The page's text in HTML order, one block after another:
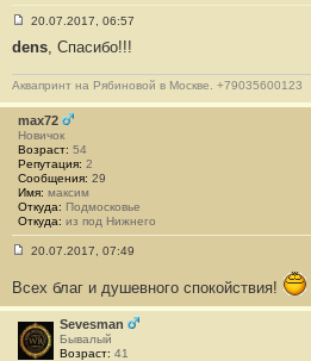
о
б
щ
е
н
и
е
#
8
6
2
20.07.2017, 06:57
dens, Спасибо!!!
Аквапринт на Рябиновой в Москве. +79035600123
max72
Новичок
Возраст: 54
Репутация: 2
Сообщения: 29
Имя: максим
Откуда: Подмосковье
Откуда: из под Нижнего
о
б
е
н
20.07.2017, 07:49
Всех благ и душевного спокойствия!
Sevesman
Бывалый
Возраст: 41